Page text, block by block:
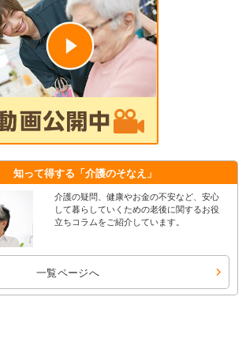
知って得する 「介護のそなえ」
介護の疑問、健康やお金の不安など、安心
して暮らしていくための老後に関するお役
立ちコラムをご紹介しています。
一覧ページへ